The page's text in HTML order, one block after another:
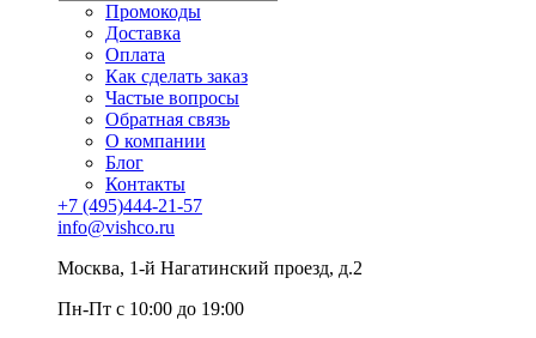
Промокоды
Доставка
Оплата
Как сделать заказ
Частые вопросы
Обратная связь
О компании
Блог
Контакты
+7 (495)444-21-57
info@vishco.ru
Москва, 1-й Нагатинский проезд, д.2
Пн-Пт с 10:00 до 19:00